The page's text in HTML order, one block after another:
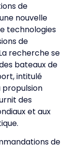
de
nouvelle
technologies
de
recherche se
bateaux de
intitulé
propulsion
des
et aux
de